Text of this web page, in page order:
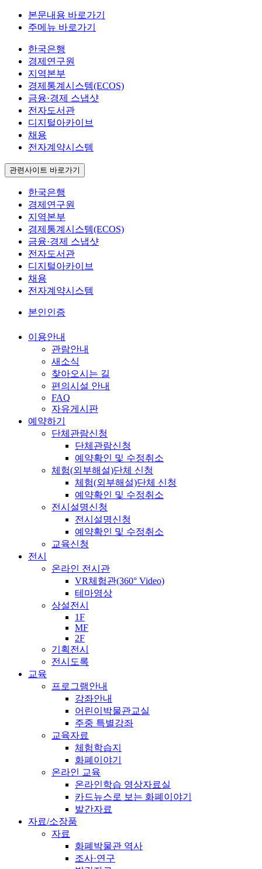
본문내용 바로가기
주메뉴 바로가기
한국은행
경제연구원
지역본부
경제통계시스템(ECOS)
금융·경제 스냅샷
전자도서관
디지털아카이브
채용
전자계약시스템
관련사이트 바로가기
한국은행
경제연구원
지역본부
경제통계시스템(ECOS)
금융·경제 스냅샷
전자도서관
디지털아카이브
채용
전자계약시스템
본인인증
이용안내
관람안내
새소식
찾아오시는 길
편의시설 안내
FAQ
자유게시판
예약하기
단체관람신청
단체관람신청
예약확인 및 수정취소
체험(외부해설)단체 신청
체험(외부해설)단체 신청
예약확인 및 수정취소
전시설명신청
전시설명신청
예약확인 및 수정취소
교육신청
전시
온라인 전시관
VR체험관(360° Video)
테마영상
상설전시
1F
MF
2F
기획전시
전시도록
교육
프로그램안내
강좌안내
어린이박물관교실
주중 특별강좌
교육자료
체험학습지
화폐이야기
온라인 교육
온라인학습 영상자료실
카드뉴스로 보는 화폐이야기
발간자료
자료/소장품
자료
화폐박물관 역사
조사·연구